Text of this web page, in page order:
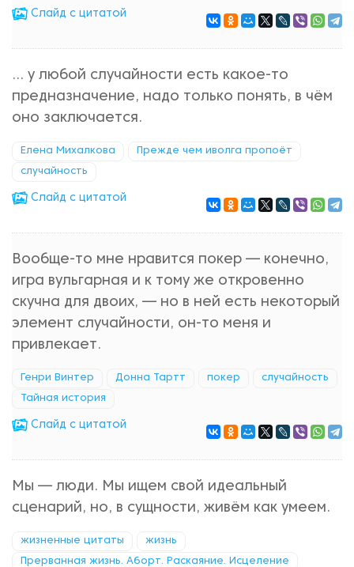
Cлайд с цитатой
... у любой случайности есть какое-то
предназначение, надо только понять, в чём
оно заключается.
Елена Михалкова Прежде чем иволга пропоёт
случайность
Cлайд с цитатой
Вообще-то мне нравится покер — конечно,
игра вульгарная и к тому же откровенно
скучна для двоих, — но в ней есть некоторый
элемент случайности, он-то меня и
привлекает.
Генри Винтер Донна Тартт покер случайность
Тайная история
Cлайд с цитатой
Мы — люди. Мы ищем свой идеальный
сценарий, но, в сущности, живём как умеем.
жизненные цитаты жизнь
Прерванная жизнь. Аборт. Раскаяние. Исцеление